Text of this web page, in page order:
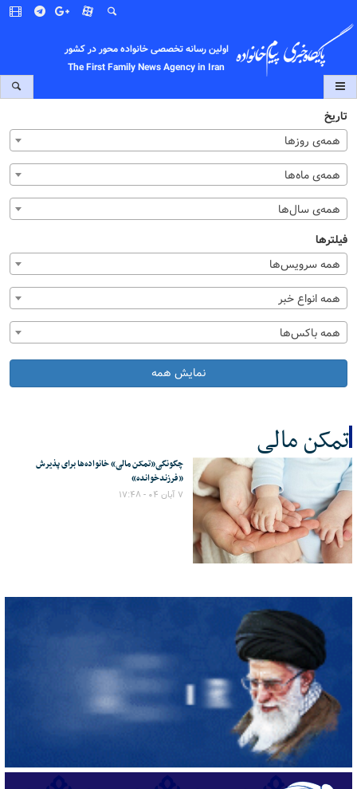
اولین رسانه تخصصی خانواده محور در کشور
The First Family News Agency in Iran
تاریخ
همه‌ی روزها
همه‌ی ماه‌ها
همه‌ی سال‌ها
فیلترها
همه سرویس‌ها
همه انواع خبر
همه باکس‌ها
نمایش همه
تمکن مالی
کل اخبار:1
چگونگی«تمکن مالی» خانواده‌ها برای پذیرش
«فرزندخوانده»
۷ آبان ۰۴ - ۱۷:۴۸